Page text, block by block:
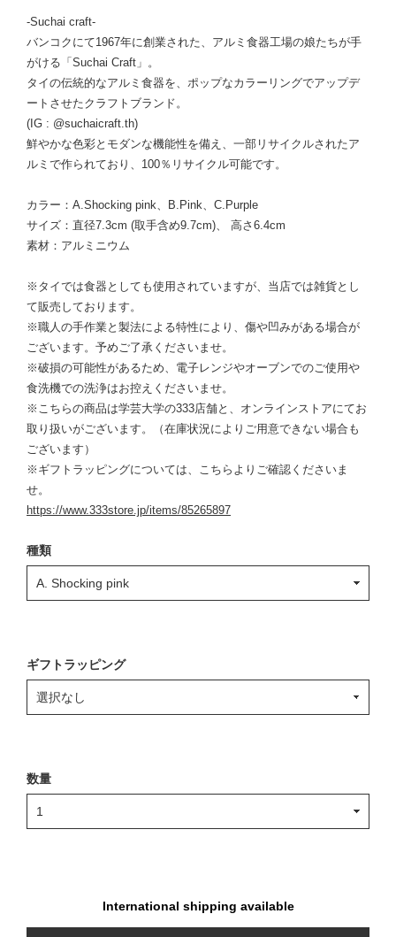
-Suchai craft-
バンコクにて1967年に創業された、アルミ食器工場の娘たちが手
がける「Suchai Craft」。
タイの伝統的なアルミ食器を、ポップなカラーリングでアップデ
ートさせたクラフトブランド。
(IG : @suchaicraft.th)
鮮やかな色彩とモダンな機能性を備え、一部リサイクルされたア
ルミで作られており、100％リサイクル可能です。
カラー：A.Shocking pink、B.Pink、C.Purple
サイズ：直径7.3cm (取手含め9.7cm)、 高さ6.4cm
素材：アルミニウム
※タイでは食器としても使用されていますが、当店では雑貨とし
て販売しております。
※職人の手作業と製法による特性により、傷や凹みがある場合が
ございます。予めご了承くださいませ。
※破損の可能性があるため、電子レンジやオーブンでのご使用や
食洗機での洗浄はお控えくださいませ。
※こちらの商品は学芸大学の333店舗と、オンラインストアにてお
取り扱いがございます。（在庫状況によりご用意できない場合も
ございます）
※ギフトラッピングについては、こちらよりご確認くださいま
せ。
https://www.333store.jp/items/85265897
種類
ギフトラッピング
数量
International shipping available